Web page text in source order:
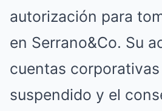
autorización para
en Serrano&Co. Su
cuentas
suspendido y el